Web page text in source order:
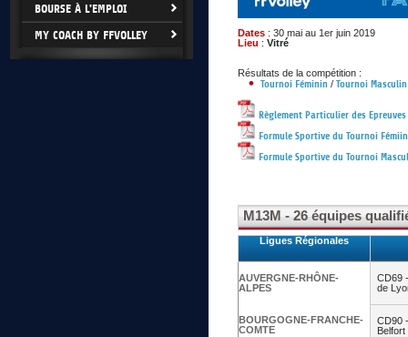
BOURSE À L'EMPLOI
MY COACH BY FFVOLLEY
Dates : 30 mai au 1er juin 2019
Lieu : Vitré
Résultats de la compétition :
Tournoi Féminin / Tournoi Masculin
Règlement Particulier des
Formule Sportive du Tournoi Fémiin
Formule Sportive du Tournoi
M13M - 26 équipes
Ligues Régionales
AUVERGNE-RHÔNE-
ALPES
CD69
de
BOURGOGNE-FRANCHE-
COMTE
CD90
Belfort